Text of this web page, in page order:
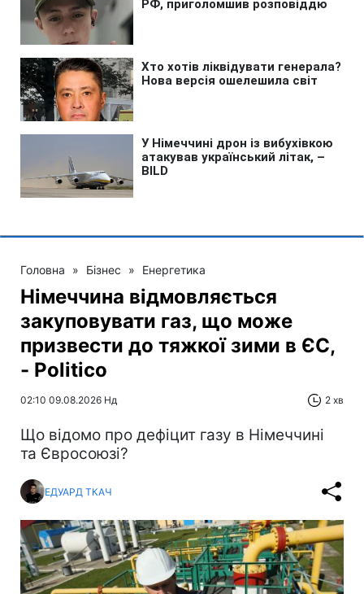
Головна » Бізнес » Енергетика
Німеччина відмовляється
закуповувати газ, що може
призвести до тяжкої зими в ЄС,
- Politico
02:10 09.08.2026 Нд 2 хв
Що відомо про дефіцит газу в Німеччині
та Євросоюзі?
ЕДУАРД ТКАЧ